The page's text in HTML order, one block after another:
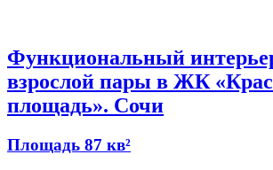
Функциональный
взрослой пары в ЖК
площадь». Сочи
Площадь 87 кв²